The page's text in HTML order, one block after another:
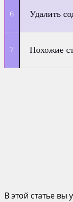
Удалить
Похожие
В этой статье вы